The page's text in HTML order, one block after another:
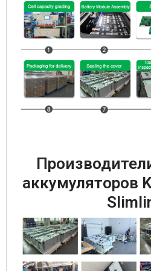
аккумуляторов